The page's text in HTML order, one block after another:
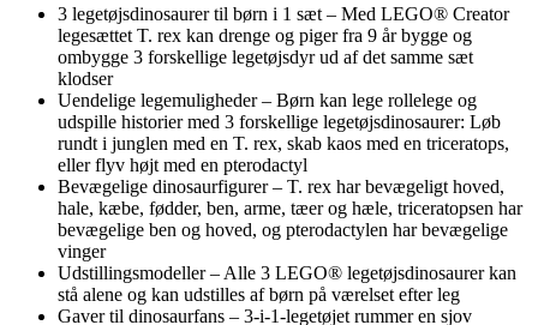
3 legetøjsdinosaurer til børn i 1 sæt – Med LEGO® Creator
legesættet T. rex kan drenge og piger fra 9 år bygge og
ombygge 3 forskellige legetøjsdyr ud af det samme sæt
klodser
Uendelige legemuligheder – Børn kan lege rollelege og
udspille historier med 3 forskellige legetøjsdinosaurer: Løb
rundt i junglen med en T. rex, skab kaos med en triceratops,
eller flyv højt med en pterodactyl
Bevægelige dinosaurfigurer – T. rex har bevægeligt hoved,
hale, kæbe, fødder, ben, arme, tæer og hæle, triceratopsen har
bevægelige ben og hoved, og pterodactylen har bevægelige
vinger
Udstillingsmodeller – Alle 3 LEGO® legetøjsdinosaurer kan
stå alene og kan udstilles af børn på værelset efter leg
Gaver til dinosaurfans – 3-i-1-legetøjet rummer en sjov